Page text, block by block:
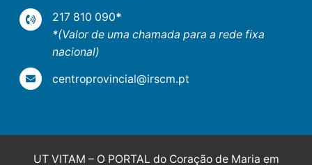
217 810 090*
*(Valor de uma chamada para a rede fixa
nacional)
centroprovincial@irscm.pt
UT VITAM – O PORTAL do Coração de Maria em